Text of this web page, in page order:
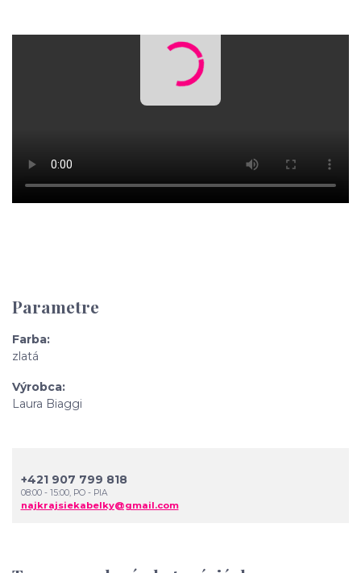
Parametre
Farba
zlatá
Výrobca
Laura Biaggi
+421 907 799 818
08:00 - 15:00, PO - PIA
najkrajsiekabelky@gmail.com